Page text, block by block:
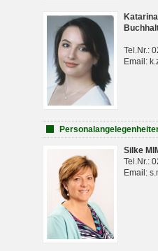
Tel.Nr.:
Email:
Silke
Tel.Nr.:
Email: